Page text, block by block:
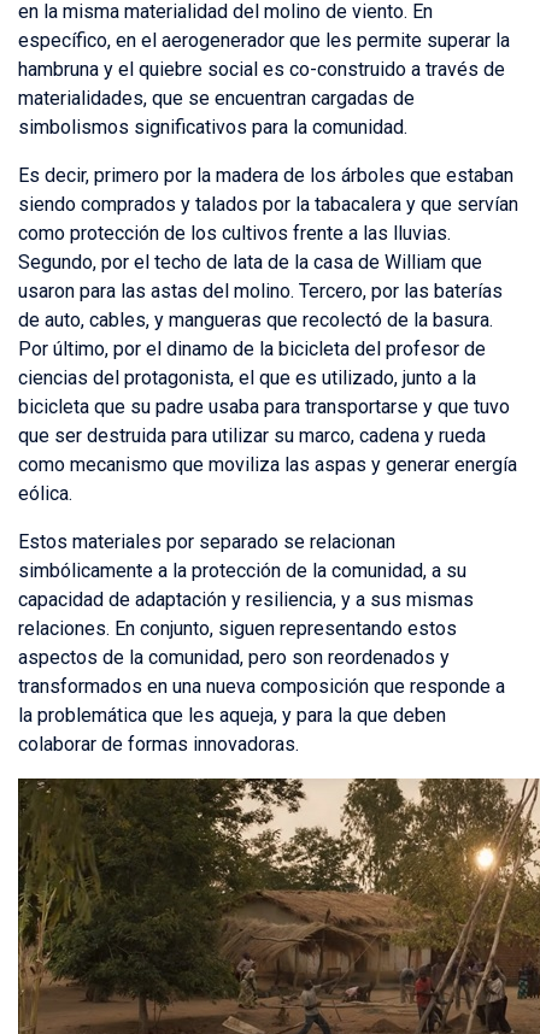
en la misma materialidad del molino de viento. En
específico, en el aerogenerador que les permite superar la
hambruna y el quiebre social es co-construido a través de
materialidades, que se encuentran cargadas de
simbolismos significativos para la comunidad.
Es decir, primero por la madera de los árboles que estaban
siendo comprados y talados por la tabacalera y que servían
como protección de los cultivos frente a las lluvias.
Segundo, por el techo de lata de la casa de William que
usaron para las astas del molino. Tercero, por las baterías
de auto, cables, y mangueras que recolectó de la basura.
Por último, por el dinamo de la bicicleta del profesor de
ciencias del protagonista, el que es utilizado, junto a la
bicicleta que su padre usaba para transportarse y que tuvo
que ser destruida para utilizar su marco, cadena y rueda
como mecanismo que moviliza las aspas y generar energía
eólica.
Estos materiales por separado se relacionan
simbólicamente a la protección de la comunidad, a su
capacidad de adaptación y resiliencia, y a sus mismas
relaciones. En conjunto, siguen representando estos
aspectos de la comunidad, pero son reordenados y
transformados en una nueva composición que responde a
la problemática que les aqueja, y para la que deben
colaborar de formas innovadoras.